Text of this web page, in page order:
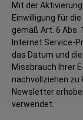
Mit der
Einwilligung für
gemäß Art. 6 Abs.
Internet Service-
das Datum und
Missbrauch Ihrer
nachvollziehen zu
Newsletter
verwendet.